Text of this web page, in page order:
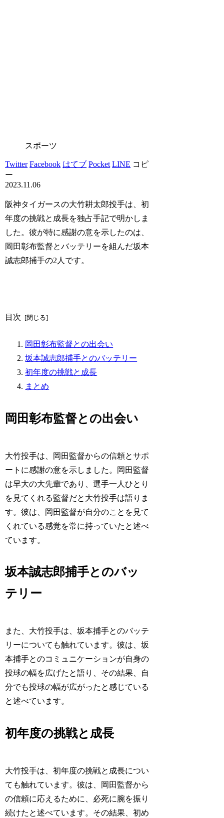
スポーツ
Twitter Facebook はてブ Pocket LINE コピ
ー
2023.11.06
阪神タイガースの大竹耕太郎投手は、初
年度の挑戦と成長を独占手記で明かしま
した。彼が特に感謝の意を示したのは、
岡田彰布監督とバッテリーを組んだ坂本
誠志郎捕手の2人です。
目次
岡田彰布監督との出会い
坂本誠志郎捕手とのバッテリー
初年度の挑戦と成長
まとめ
岡田彰布監督との出会い
大竹投手は、岡田監督からの信頼とサポ
ートに感謝の意を示しました。岡田監督
は早大の大先輩であり、選手一人ひとり
を見てくれる監督だと大竹投手は語りま
す。彼は、岡田監督が自分のことを見て
くれている感覚を常に持っていたと述べ
ています。
坂本誠志郎捕手とのバッ
テリー
また、大竹投手は、坂本捕手とのバッテ
リーについても触れています。彼は、坂
本捕手とのコミュニケーションが自身の
投球の幅を広げたと語り、その結果、自
分でも投球の幅が広がったと感じている
と述べています。
初年度の挑戦と成長
大竹投手は、初年度の挑戦と成長につい
ても触れています。彼は、岡田監督から
の信頼に応えるために、必死に腕を振り
続けたと述べています。その結果、初め